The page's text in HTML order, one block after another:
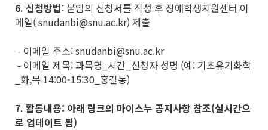
6. 신청방법: 붙임의 신청서를 작성 후 장애학생지원센터 이
메일( snudanbi@snu.ac.kr) 제출
- 이메일 주소: snudanbi@snu.ac.kr
- 이메일 제목: 과목명_시간_신청자 성명 (예: 기초유기화학
_화,목 14:00-15:30_홍길동)
7. 활동내용: 아래 링크의 마이스누 공지사항 참조(실시간으
로 업데이트 됨)